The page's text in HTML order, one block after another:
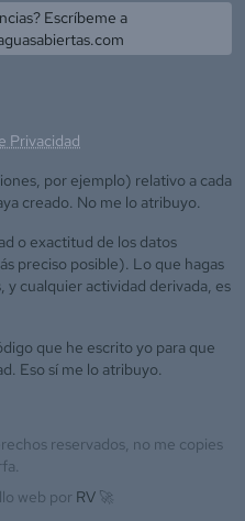
Escríbeme a
Privacidad
por ejemplo) relativo a cada
creado. No me lo atribuyo.
o exactitud de los datos
preciso posible). Lo que hagas
y cualquier actividad derivada, es
que he escrito yo para que
Eso sí me lo atribuyo.
reservados, no me copies
web por RV 🚀